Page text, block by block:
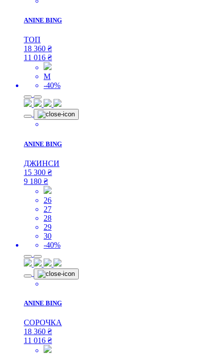
ANINE BING
ТОП
18 360 ₴
11 016 ₴
M
-40%
ANINE BING
ДЖИНСИ
15 300 ₴
9 180 ₴
26
27
28
29
30
-40%
ANINE BING
СОРОЧКА
18 360 ₴
11 016 ₴